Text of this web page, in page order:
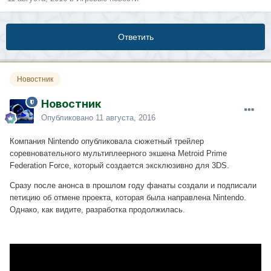
Ответить
Новостник
Новостник
Опубликовано 11 августа, 2016
Компания Nintendo опубликовала сюжетный трейлер
соревновательного мультиплеерного экшена Metroid Prime
Federation Force, который создается эксклюзивно для 3DS.
Сразу после анонса в прошлом году фанаты создали и подписали
петицию об отмене проекта, которая была направлена Nintendo.
Однако, как видите, разработка продолжилась.